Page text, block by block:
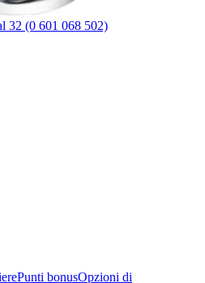
32 (0 601 068 502)
Punti bonusOpzioni di